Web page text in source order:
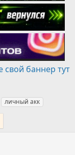
свой баннер тут
личный акк